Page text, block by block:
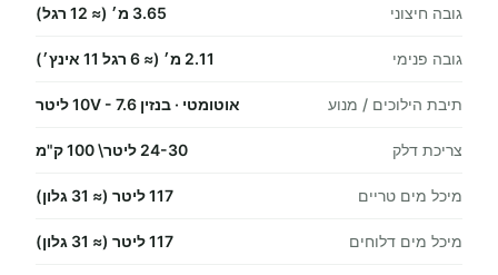
גובה חיצוני 3.65 מ׳ (≈ 12 רגל)
גובה פנימי 2.11 מ׳ (≈ 6 רגל 11 אינץ׳)
תיבת הילוכים / מנוע אוטומטי · בנזין 10V - 7.6 ליטר
צריכת דלק 24-30 ליטר\ 100 ק"מ
מיכל מים טריים 117 ליטר (≈ 31 גלון)
מיכל מים דלוחים 117 ליטר (≈ 31 גלון)